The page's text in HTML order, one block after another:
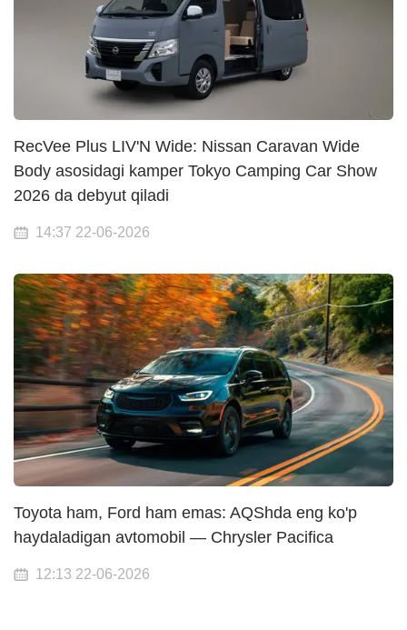
RecVee Plus LIV'N Wide: Nissan Caravan Wide
Body asosidagi kamper Tokyo Camping Car Show
2026 da debyut qiladi
14:37 22-06-2026
Toyota ham, Ford ham emas: AQShda eng ko'p
haydaladigan avtomobil — Chrysler Pacifica
12:13 22-06-2026